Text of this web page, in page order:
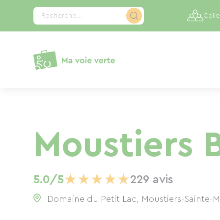
Recherche...
Moustiers
5.0/5★★★★★229 avis
Domaine du Petit Lac, Moustiers-Sainte-
Panneau de gestion des cookies